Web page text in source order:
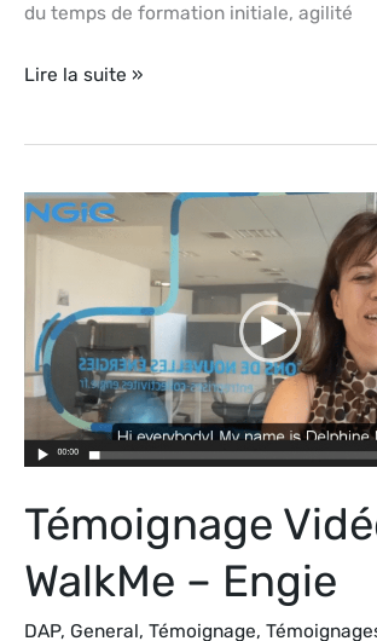
du temps de formation initiale, agilité
Lire la suite »
Témoignage
WalkMe – Engie
DAP, General, Témoignage,
Témoignage
Vidéo
Engie